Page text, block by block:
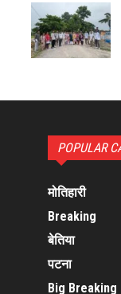
POPULAR
मोतिहारी
Breaking
बेतिया
पटना
Big Breaking